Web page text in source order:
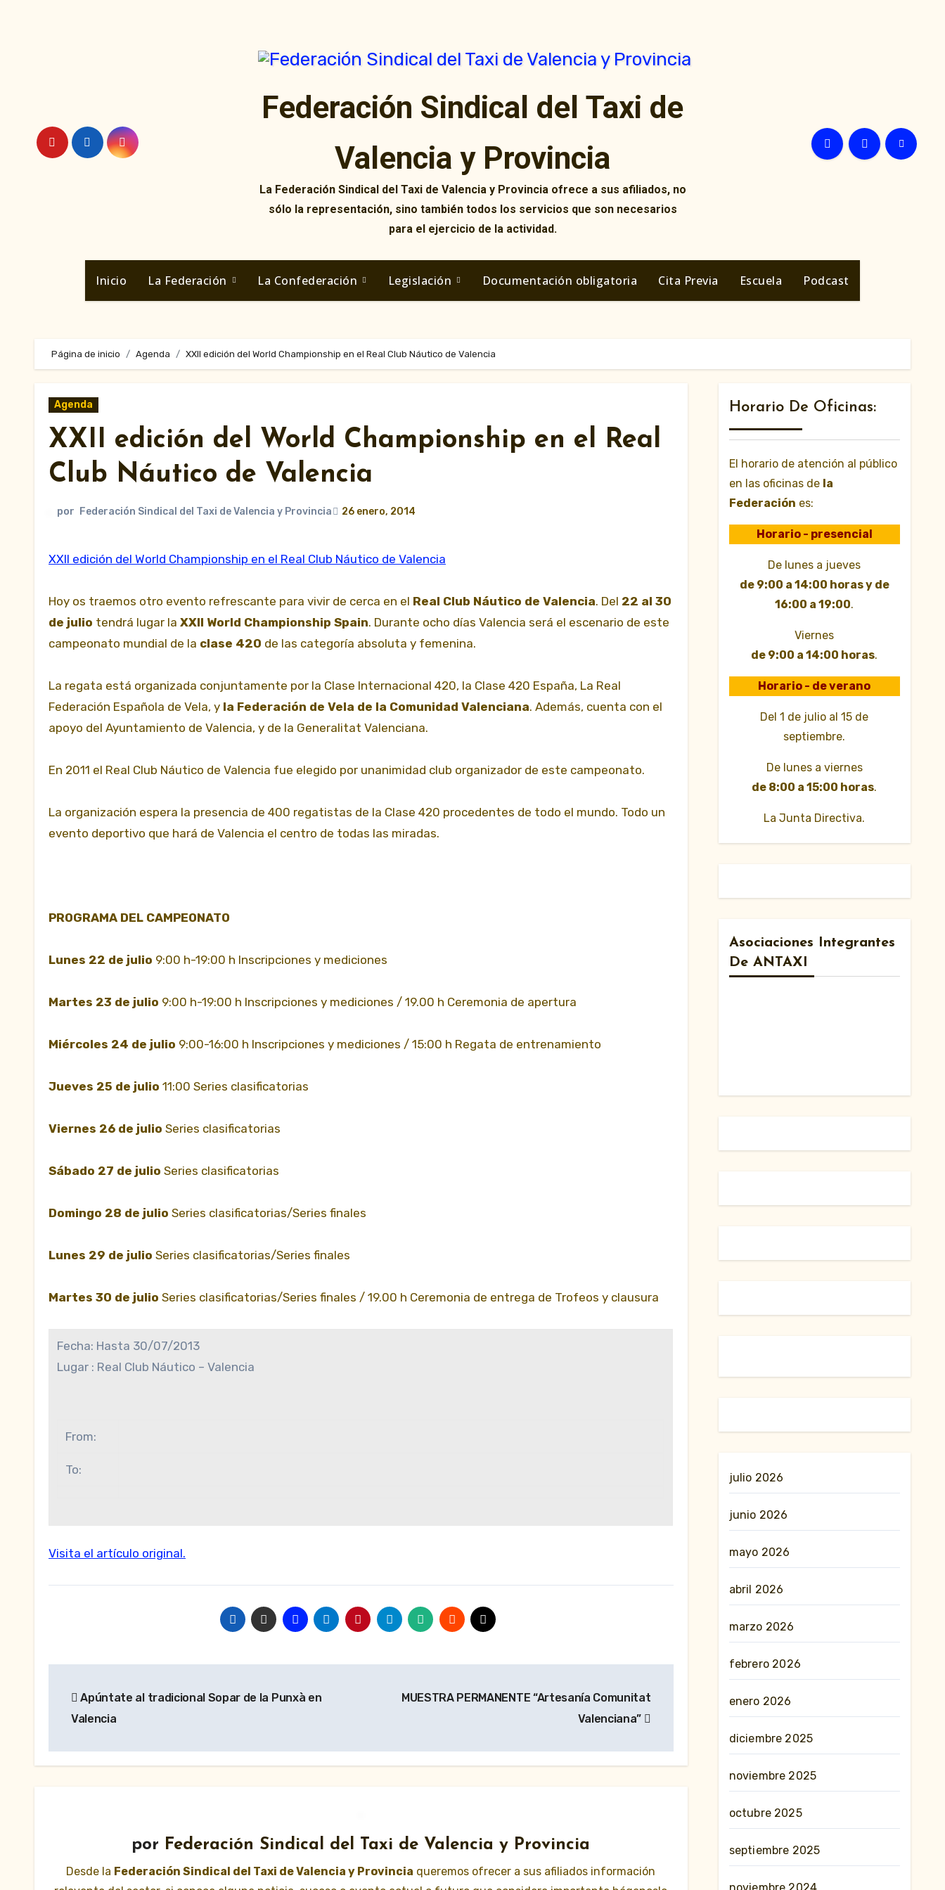
Federación Sindical del Taxi de
Valencia y Provincia
La Federación Sindical del Taxi de Valencia y Provincia ofrece a sus afiliados, no
sólo la representación, sino también todos los servicios que son necesarios
para el ejercicio de la actividad.
Inicio La Federación La Confederación Legislación Documentación obligatoria Cita Previa Escuela Podcast
Página de inicio Agenda XXII edición del World Championship en el Real Club Náutico de Valencia
Agenda
XXII edición del World Championship en el Real
Club Náutico de Valencia
por Federación Sindical del Taxi de Valencia y Provincia 26 enero, 2014
XXII edición del World Championship en el Real Club Náutico de Valencia
Hoy os traemos otro evento refrescante para vivir de cerca en el Real Club Náutico de Valencia. Del 22 al 30
de julio tendrá lugar la XXII World Championship Spain. Durante ocho días Valencia será el escenario de este
campeonato mundial de la clase 420 de las categoría absoluta y femenina.
La regata está organizada conjuntamente por la Clase Internacional 420, la Clase 420 España, La Real
Federación Española de Vela, y la Federación de Vela de la Comunidad Valenciana. Además, cuenta con el
apoyo del Ayuntamiento de Valencia, y de la Generalitat Valenciana.
En 2011 el Real Club Náutico de Valencia fue elegido por unanimidad club organizador de este campeonato.
La organización espera la presencia de 400 regatistas de la Clase 420 procedentes de todo el mundo. Todo un
evento deportivo que hará de Valencia el centro de todas las miradas.
PROGRAMA DEL CAMPEONATO
Lunes 22 de julio 9:00 h-19:00 h Inscripciones y mediciones
Martes 23 de julio 9:00 h-19:00 h Inscripciones y mediciones / 19.00 h Ceremonia de apertura
Miércoles 24 de julio 9:00-16:00 h Inscripciones y mediciones / 15:00 h Regata de entrenamiento
Jueves 25 de julio 11:00 Series clasificatorias
Viernes 26 de julio Series clasificatorias
Sábado 27 de julio Series clasificatorias
Domingo 28 de julio Series clasificatorias/Series finales
Lunes 29 de julio Series clasificatorias/Series finales
Martes 30 de julio Series clasificatorias/Series finales / 19.00 h Ceremonia de entrega de Trofeos y clausura
Fecha: Hasta 30/07/2013
Lugar : Real Club Náutico – Valencia
From:
To:
Visita el artículo original.
de Apúntate al tradicional Sopar de la Punxà en
Valencia
MUESTRA PERMANENTE “Artesanía Comunitat
Valenciana”
por Federación Sindical del Taxi de Valencia y Provincia
Desde la Federación Sindical del Taxi de Valencia y Provincia queremos ofrecer a sus afiliados información
Horario De Oficinas:
El horario de atención al público
en las oficinas de la
Federación es:
Horario - presencial
De lunes a jueves
de 9:00 a 14:00 horas y de
16:00 a 19:00.
Viernes
de 9:00 a 14:00 horas.
Horario - de verano
Del 1 de julio al 15 de
septiembre.
De lunes a viernes
de 8:00 a 15:00 horas.
La Junta Directiva.
Asociaciones Integrantes
De ANTAXI
julio 2026
junio 2026
mayo 2026
abril 2026
marzo 2026
febrero 2026
enero 2026
diciembre 2025
noviembre 2025
octubre 2025
septiembre 2025